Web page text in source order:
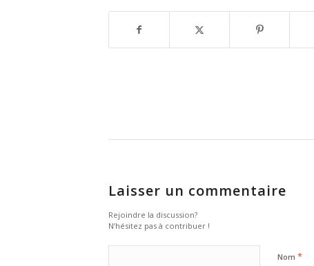
Laisser un commentaire
Rejoindre la discussion?
N’hésitez pas à contribuer !
Nom *